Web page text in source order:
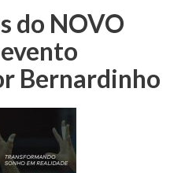
do NOVO
Bernardinho